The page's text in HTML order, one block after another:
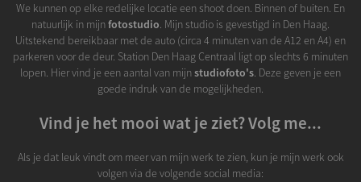
We kunnen op elke redelijke locatie een shoot doen. Binnen of buiten. En
natuurlijk in mijnfotostudio. Mijn studio is gevestigd in Den Haag.
Uitstekend bereikbaar met de auto (circa 4 minuten van de A12 en A4) en
parkeren voor de deur. Station Den Haag Centraal ligt op slechts 6 minuten
lopen. Hier vind je een aantal van mijnstudiofoto's. Deze geven je een
goede indruk van de mogelijkheden.
Vind je het mooi wat je ziet? Volg me...
Als je dat leuk vindt om meer van mijn werk te zien, kun je mijn werk ook
volgen via de volgende social media: